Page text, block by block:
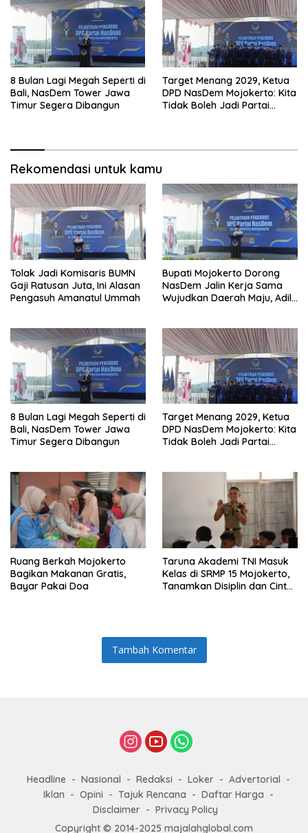
8 Bulan Lagi Megah Seperti di
Bali, NasDem Tower Jawa
Timur Segera Dibangun
Target Menang 2029, Ketua
DPD NasDem Mojokerto: Kita
Tidak Boleh Jadi Partai
Rekomendasi untuk kamu
Tolak Jadi Komisaris BUMN
Gaji Ratusan Juta, Ini Alasan
Pengasuh Amanatul Ummah
Bupati Mojokerto Dorong
NasDem Jalin Kerja Sama
Wujudkan Daerah Maju, Adil,
8 Bulan Lagi Megah Seperti di
Bali, NasDem Tower Jawa
Timur Segera Dibangun
Target Menang 2029, Ketua
DPD NasDem Mojokerto: Kita
Tidak Boleh Jadi Partai
Ruang Berkah Mojokerto
Bagikan Makanan Gratis,
Bayar Pakai Doa
Taruna Akademi TNI Masuk
Kelas di SRMP 15 Mojokerto,
Tanamkan Disiplin dan Cinta
Tambah Komentar
Headline Nasional Redaksi Loker
Advertorial
Iklan
Opini Tajuk Rencana
Daftar Harga
Disclaimer
Privacy Policy
Copyright © 2014-2025 majalahglobal.com